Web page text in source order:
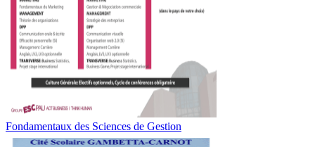
Fondamentaux des Sciences de Gestion